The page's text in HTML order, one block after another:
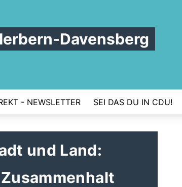
Davensberg
- NEWSLETTER SEI DAS DU IN CDU!
und Land: